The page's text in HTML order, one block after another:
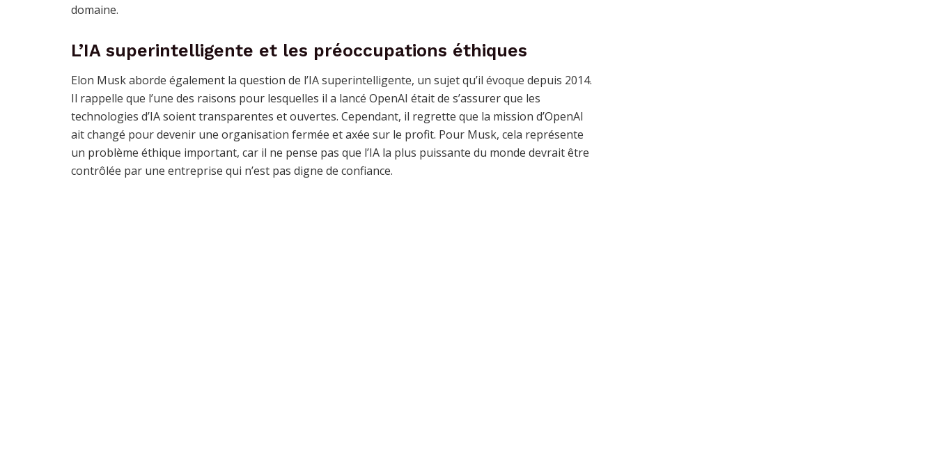
domaine.
L’IA superintelligente et les préoccupations éthiques
Elon Musk aborde également la question de l’IA superintelligente, un sujet qu’il évoque depuis 2014.
Il rappelle que l’une des raisons pour lesquelles il a lancé OpenAI était de s’assurer que les
technologies d’IA soient transparentes et ouvertes. Cependant, il regrette que la mission d’OpenAI
ait changé pour devenir une organisation fermée et axée sur le profit. Pour Musk, cela représente
un problème éthique important, car il ne pense pas que l’IA la plus puissante du monde devrait être
contrôlée par une entreprise qui n’est pas digne de confiance.